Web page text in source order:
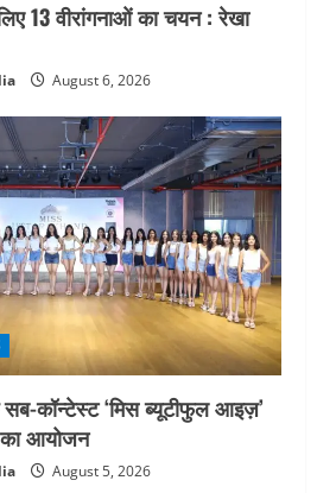
13 वीरांगनाओं का चयन : रेखा
August 6, 2026
कॉन्टेस्ट ‘मिस ब्यूटीफुल आइज़’
का आयोजन
August 5, 2026